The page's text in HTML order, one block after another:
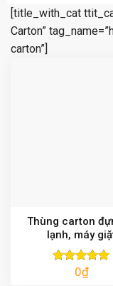
[title_with_cat
Carton”
carton”]
Thùng carton
lạnh, máy
Được xếp
0₫